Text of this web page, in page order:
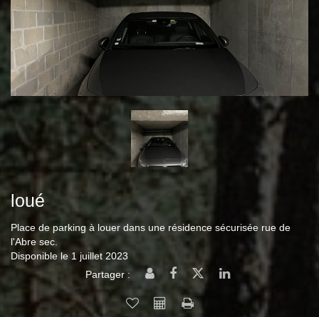
loué
Place de parking à louer dans une résidence sécurisée rue de
l'Abre sec.
Disponible le 1 juillet 2023
Partager :